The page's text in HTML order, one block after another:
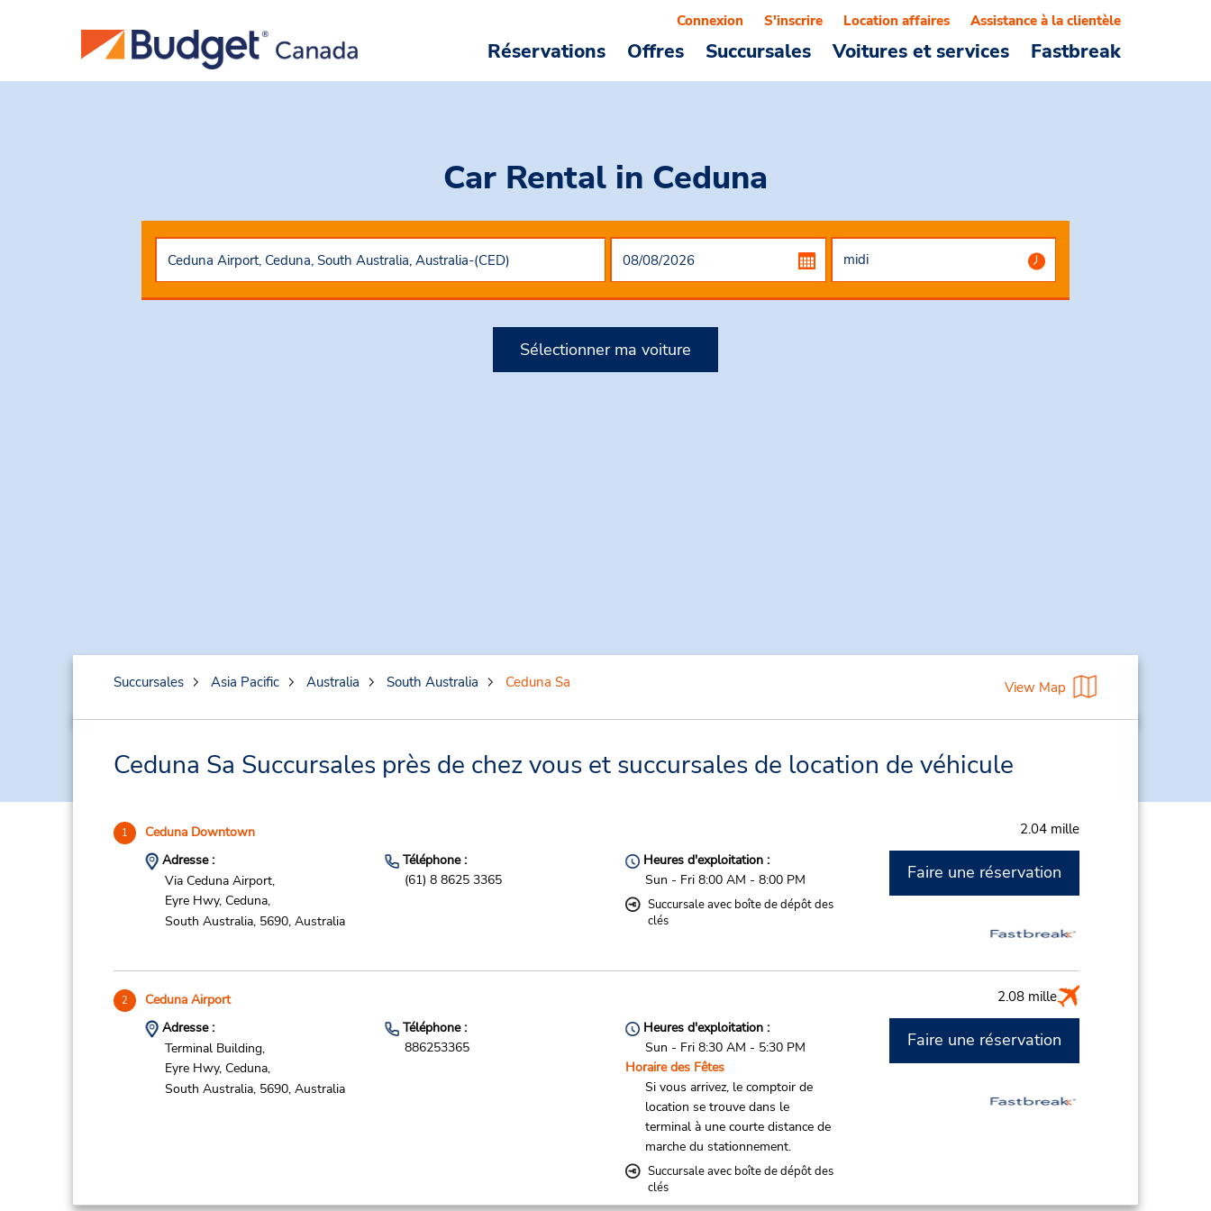
Réservations Offres Succursales Voitures et services Fastbreak
Connexion S'inscrire Location affaires Assistance à la clientèle
Car Rental in Ceduna
Sélectionner ma voiture
Succursales Asia Pacific Australia South Australia Ceduna Sa View Map
Ceduna Sa Succursales près de chez vous et succursales de location de véhicule
1 Ceduna Downtown 2.04 mille
Adresse :
Via Ceduna Airport,
Eyre Hwy, Ceduna,
South Australia, 5690, Australia
Téléphone :
(61) 8 8625 3365
Heures d'exploitation :
Sun - Fri 8:00 AM - 8:00 PM
Succursale avec boîte de dépôt des
clés
Faire une réservation
2 Ceduna Airport 2.08 mille
Adresse :
Terminal Building,
Eyre Hwy, Ceduna,
South Australia, 5690, Australia
Téléphone :
886253365
Heures d'exploitation :
Sun - Fri 8:30 AM - 5:30 PM
Horaire des Fêtes
Si vous arrivez, le comptoir de
location se trouve dans le
terminal à une courte distance de
marche du stationnement.
Succursale avec boîte de dépôt des
clés
Faire une réservation